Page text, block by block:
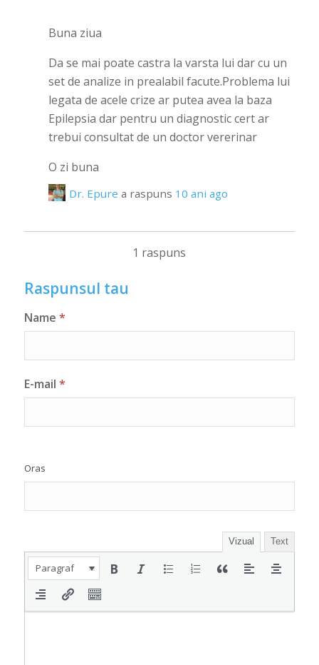
Buna ziua
Da se mai poate castra la varsta lui dar cu un
set de analize in prealabil facute.Problema lui
legata de acele crize ar putea avea la baza
Epilepsia dar pentru un diagnostic cert ar
trebui consultat de un doctor vererinar
O zi buna
Dr. Epure a raspuns 10 ani ago
1 raspuns
Raspunsul tau
Name *
E-mail *
Oras
Vizual Text
Paragraf